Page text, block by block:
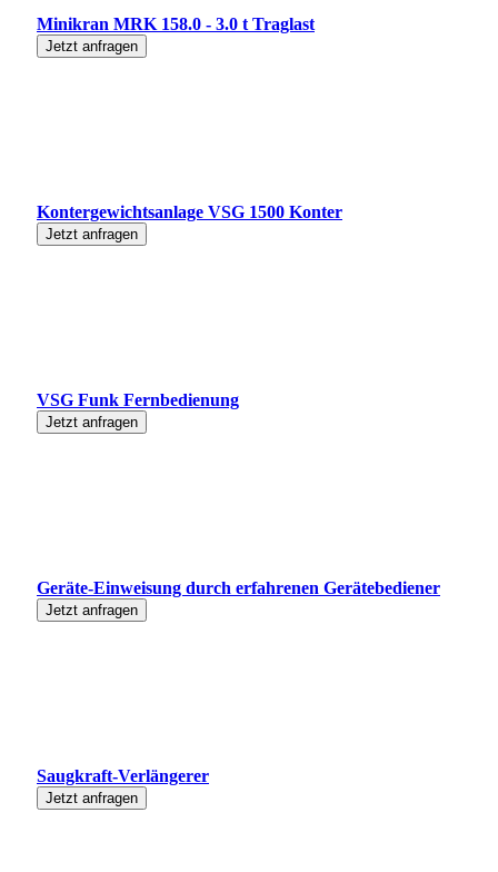
Minikran MRK 158.0 - 3.0 t Traglast
Jetzt anfragen
Kontergewichtsanlage VSG 1500 Konter
Jetzt anfragen
VSG Funk Fernbedienung
Jetzt anfragen
Geräte-Einweisung durch erfahrenen Gerätebediener
Jetzt anfragen
Saugkraft-Verlängerer
Jetzt anfragen